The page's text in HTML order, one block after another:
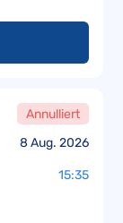
8 Aug. 2026
Annulliert
15:35